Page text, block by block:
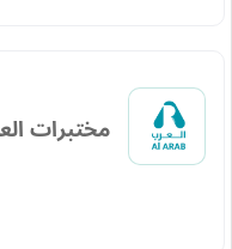
مختبرات